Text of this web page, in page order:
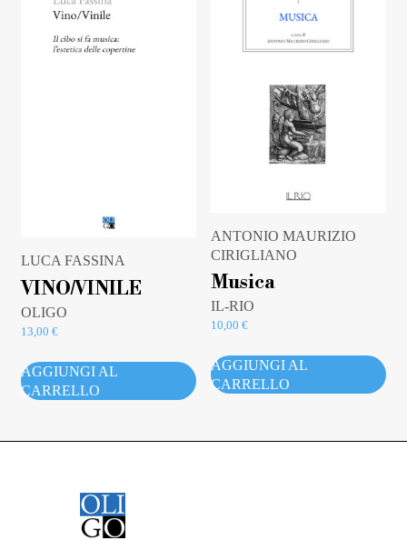
LUCA FASSINA
VINO/VINILE
OLIGO
13,00 €
AGGIUNGI AL
CARRELLO
ANTONIO MAURIZIO
CIRIGLIANO
Musica
IL-RIO
10,00€
AGGIUNGI AL
CARRELLO